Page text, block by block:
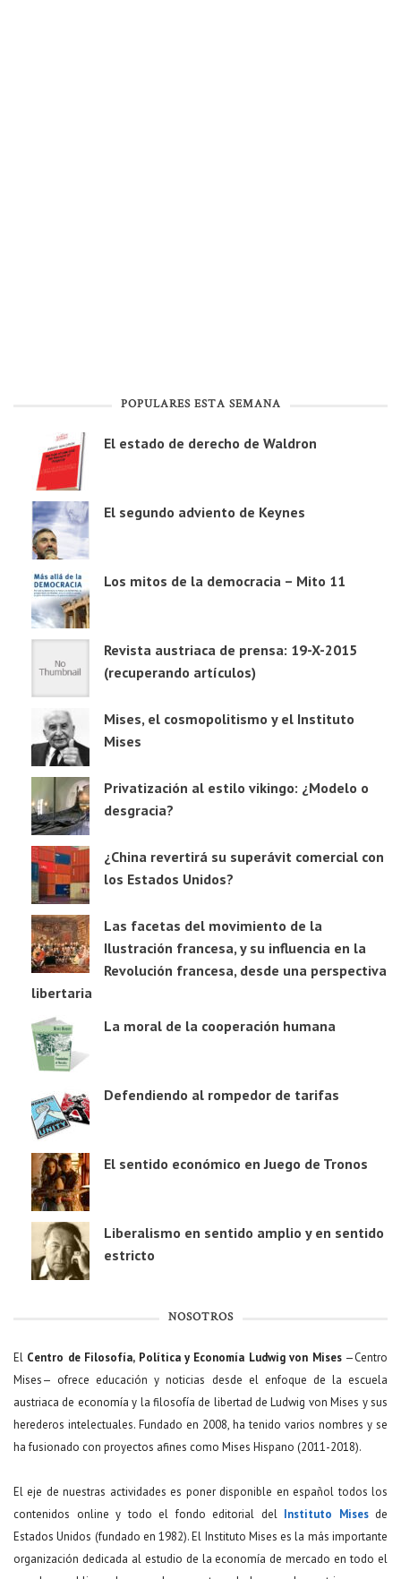
POPULARES ESTA SEMANA
El estado de derecho de Waldron
El segundo adviento de Keynes
Los mitos de la democracia – Mito 11
Revista austriaca de prensa: 19-X-2015
(recuperando artículos)
Mises, el cosmopolitismo y el Instituto
Mises
Privatización al estilo vikingo: ¿Modelo o
desgracia?
¿China revertirá su superávit comercial con
los Estados Unidos?
Las facetas del movimiento de la
Ilustración francesa, y su influencia en la
Revolución francesa, desde una perspectiva
libertaria
La moral de la cooperación humana
Defendiendo al rompedor de tarifas
El sentido económico en Juego de Tronos
Liberalismo en sentido amplio y en sentido
estricto
NOSOTROS
El Centro de Filosofía, Política y Economía Ludwig von Mises—Centro
Mises— ofrece educación y noticias desde el enfoque de la escuela
austriaca de economía y la filosofía de libertad de Ludwig von Mises y sus
herederos intelectuales. Fundado en 2008, ha tenido varios nombres y se
ha fusionado con proyectos afines como Mises Hispano (2011-2018).
El eje de nuestras actividades es poner disponible en español todos los
contenidos online y todo el fondo editorial del Instituto Misesde
Estados Unidos (fundado en 1982). El Instituto Mises es la más importante
organización dedicada al estudio de la economía de mercado en todo el